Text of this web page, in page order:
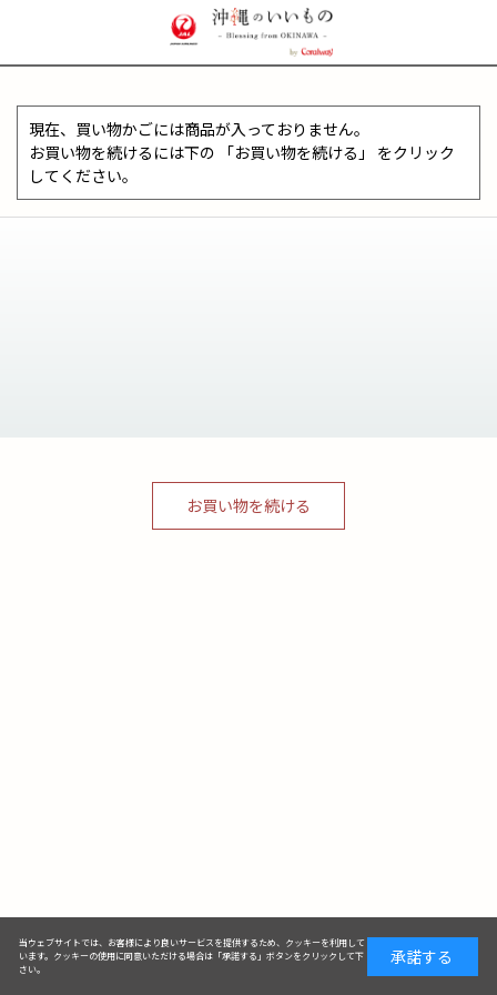
現在、買い物かごには商品が入っておりません。
お買い物を続けるには下の 「お買い物を続ける」 をクリック
してください。
お買い物を続ける
当ウェブサイトでは、お客様により良いサービスを提供するため、クッキーを利用して
います。クッキーの使用に同意いただける場合は「承諾する」ボタンをクリックして下
さい。
承諾する